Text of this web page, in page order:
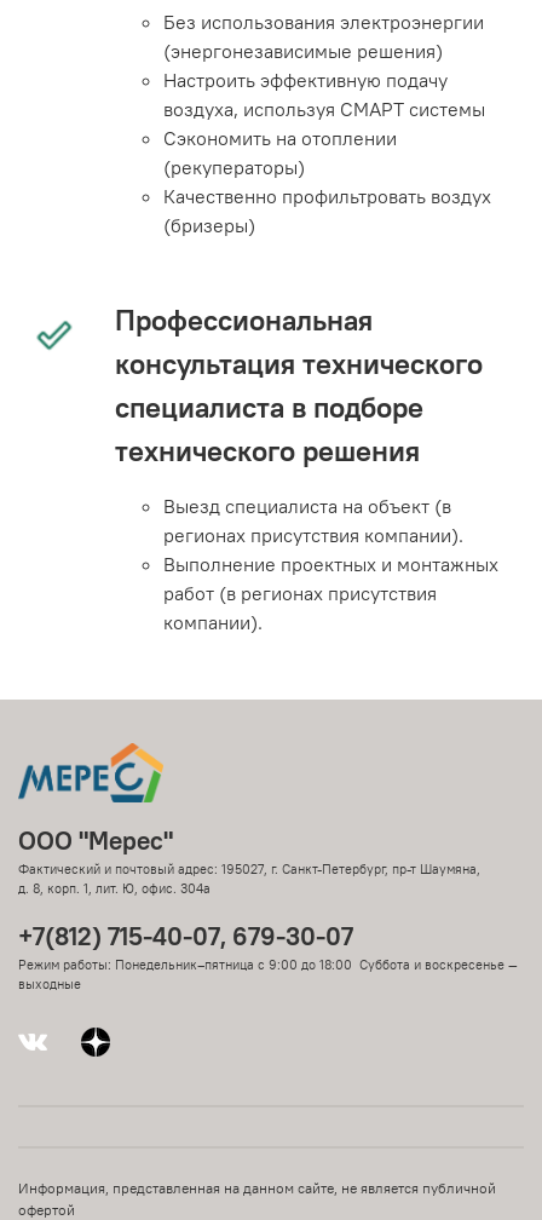
Без использования электроэнергии
(энергонезависимые решения)
Настроить эффективную подачу
воздуха, используя СМАРТ системы
Сэкономить на отоплении
(рекуператоры)
Качественно профильтровать воздух
(бризеры)
Профессиональная
консультация технического
специалиста в подборе
технического решения
Выезд специалиста на объект (в
регионах присутствия компании).
Выполнение проектных и монтажных
работ (в регионах присутствия
компании).
ООО "Мерес"
Фактический и почтовый адрес: 195027, г. Санкт-Петербург, пр-т Шаумяна,
д. 8, корп. 1, лит. Ю, офис. 304а
+7(812) 715-40-07, 679-30-07
Режим работы: Понедельник–пятница с 9:00 до 18:00 Суббота и воскресенье —
выходные
Информация, представленная на данном сайте, не является публичной
офертой